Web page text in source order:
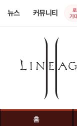
뉴스 커뮤니티
기
홈